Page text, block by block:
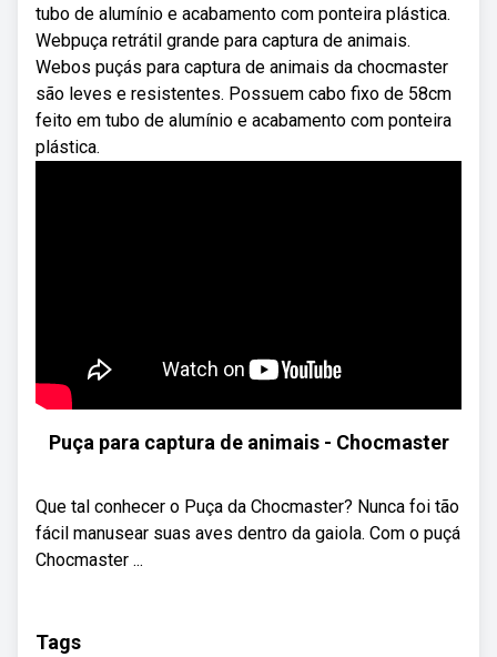
tubo de alumínio e acabamento com ponteira plástica.
Webpuça retrátil grande para captura de animais.
Webos puçás para captura de animais da chocmaster
são leves e resistentes. Possuem cabo fixo de 58cm
feito em tubo de alumínio e acabamento com ponteira
plástica.
Puça para captura de animais - Chocmaster
Que tal conhecer o Puça da Chocmaster? Nunca foi tão
fácil manusear suas aves dentro da gaiola. Com o puçá
Chocmaster ...
Tags